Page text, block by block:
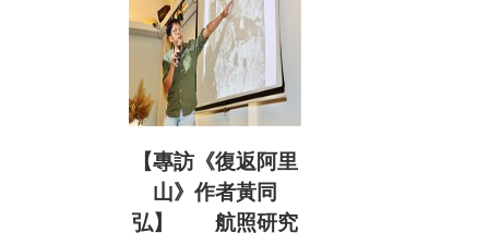
【專訪《復返阿里
山》作者黃同
弘】 航照研究